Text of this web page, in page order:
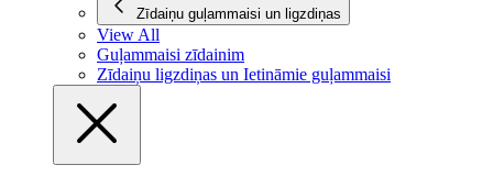
Zīdaiņu guļammaisi un ligzdiņas
View All
Guļammaisi zīdainim
Zīdaiņu ligzdiņas un Ietināmie guļammaisi